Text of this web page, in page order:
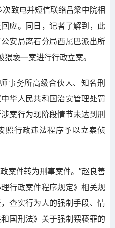
致电并短信联络吕梁中院相
应。同日，记者了解到，此
安局离石分局西属巴派出所
亵一案进行行政立案。
事务所高级合伙人、知名刑
华人民共和国治安管理处罚
案行为现阶段情节未达到刑
照行政违法程序予以立案侦
案件转为刑事案件。”赵良善
行政案件程序规定》相关规
查实行为人的强制手段、情
国刑法》关于强制猥亵罪的